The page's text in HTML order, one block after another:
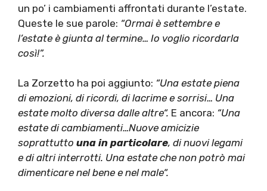
un po’ i cambiamenti affrontati durante l’estate.
Queste le sue parole: “Ormai è settembre e
l’estate è giunta al termine… Io voglio ricordarla
così!”.
La Zorzetto ha poi aggiunto: “Una estate piena
di emozioni, di ricordi, di lacrime e sorrisi… Una
estate molto diversa dalle altre“. E ancora: “Una
estate di cambiamenti…Nuove amicizie
soprattutto una in particolare, di nuovi legami
e di altri interrotti. Una estate che non potrò mai
dimenticare nel bene e nel male“.